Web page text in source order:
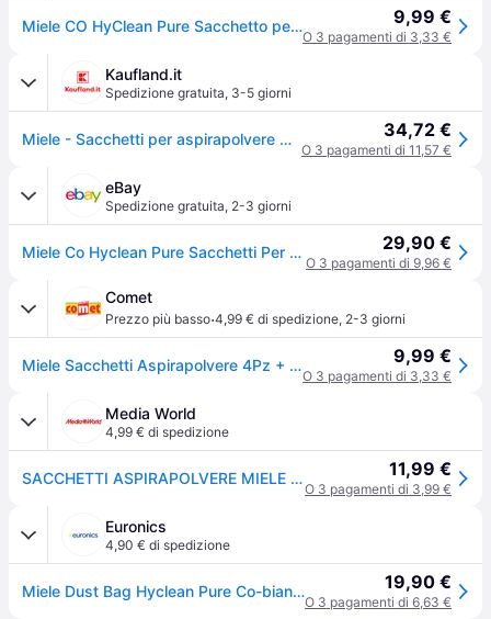
Miele CO HyClean Pure Sacchetto per la polvere A cilindro 9,99 €
O 3 pagamenti di 3,33 €
Kaufland.it
Spedizione gratuita, 3-5 giorni
Miele - Sacchetti per aspirapolvere CO HyClean Pure (confezione da 4 pezzi) 34,72 €
O 3 pagamenti di 11,57 €
eBay
Spedizione gratuita, 2-3 giorni
Miele Co Hyclean Pure Sacchetti Per Aspirapolvere Guard M1 29,90 €
O 3 pagamenti di 9,96 €
Comet
Prezzo più basso·4,99 € di spedizione, 2-3 giorni
Miele Sacchetti Aspirapolvere 4Pz + Filtro Hyclean Pure Co 9,99 €
O 3 pagamenti di 3,33 €
Media World
4,99 € di spedizione
SACCHETTI ASPIRAPOLVERE MIELE CO HyClean Pure Guard M1 11,99 €
O 3 pagamenti di 3,99 €
Euronics
4,90 € di spedizione
Miele Dust Bag Hyclean Pure Co-bianco 19,90 €
O 3 pagamenti di 6,63 €